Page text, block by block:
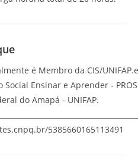
é Membro da CIS/UNIFAP.e
Ensinar e Aprender -
do Amapá - UNIFAP.
5385660165113491